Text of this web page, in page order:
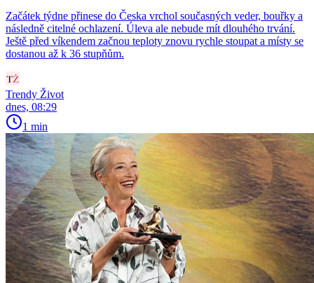
Začátek týdne přinese do Česka vrchol současných veder, bouřky a
následně citelné ochlazení. Úleva ale nebude mít dlouhého trvání.
Ještě před víkendem začnou teploty znovu rychle stoupat a místy se
dostanou až k 36 stupňům.
Trendy Život
dnes, 08:29
1 min